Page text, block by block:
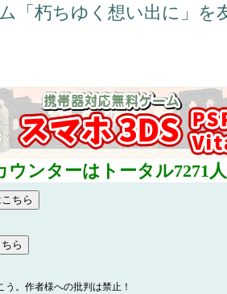
「朽ちゆく想い出に」を
ウンターはトータル7271
。作者様への批判は禁止！